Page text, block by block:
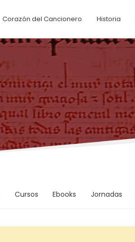
Corazón del Cancionero Historia
CONGRESOS
Cursos Ebooks Jornadas